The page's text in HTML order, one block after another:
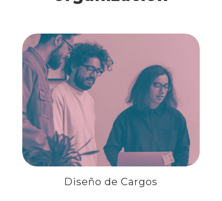
DISEÑO DE CARGOS
Diseño de Cargos